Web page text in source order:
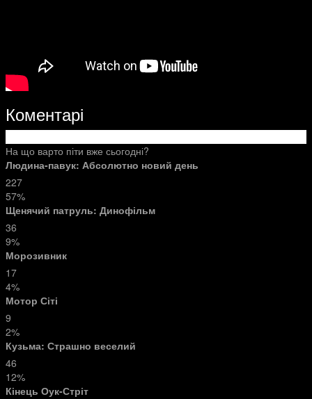
Коментарі
На що варто піти вже сьогодні?
Людина-павук: Абсолютно новий день
227
57%
Щенячий патруль: Динофільм
36
9%
Морозивник
17
4%
Мотор Сіті
9
2%
Кузьма: Страшно веселий
46
12%
Кінець Оук-Стріт